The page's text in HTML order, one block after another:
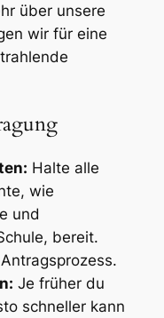
über unsere
wir für eine
Halte alle
wie
und
bereit.
Je früher du
schneller kann